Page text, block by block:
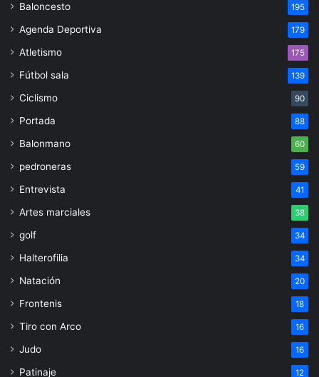
Baloncesto 195
Agenda Deportiva 179
Atletismo 175
Fútbol sala 139
Ciclismo 90
Portada 88
Balonmano 60
pedroneras 59
Entrevista 41
Artes marciales 38
golf 34
Halterofilia 34
Natación 20
Frontenis 18
Tiro con Arco 16
Judo 16
Patinaje 12